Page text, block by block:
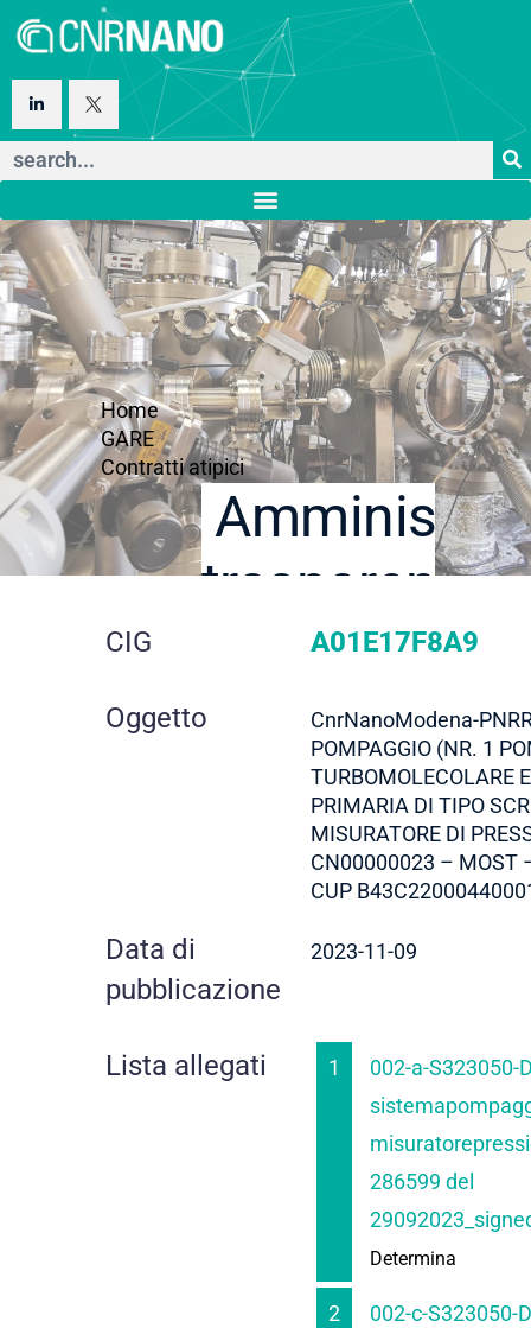
Home
GARE
Contratti atipici
trasparente
dettaglio
gara
CIG A01E17F8A9
Oggetto
CnrNanoModena-
POMPAGGIO (NR. 1
TURBOMOLECOLARE
PRIMARIA DI TIPO
MISURATORE DI
CN00000023 – MOST
CUP
Data di
pubblicazione
2023-11-09
Lista allegati 1
002-a-S323050-
286599 del
Determina
2
002-c-S323050-